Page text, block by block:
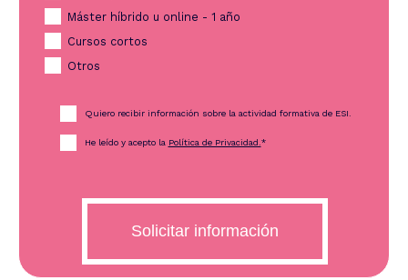
Máster híbrido u online - 1 año
Cursos cortos
Otros
Quiero recibir información sobre la actividad formativa de ESI.
He leído y acepto la Política de Privacidad. *